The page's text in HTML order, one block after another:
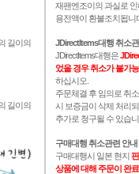
길이의
길이의
재팬엔조이의 과실로
용전액이 환불조치됩니
JDirectItems대행 취소
JDirectItems대행은
었을 경우 취소가 불가능
하십시오.
주문체결 후 임의로 취
시 보증금이 삭제 처리
추가로 청구될 수 있습
구매대행 취소관련 안내
구매대행시 일본 현지
상품에 대해 주문이 완